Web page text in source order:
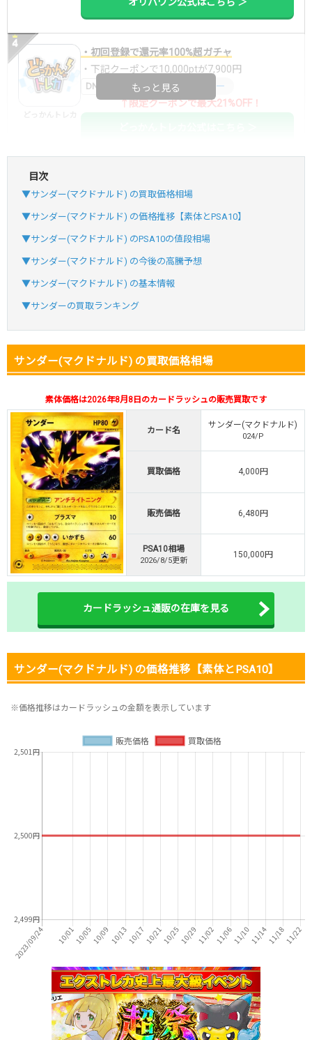
オリパワン公式はこちら ＞
・初回登録で還元率100%超ガチャ
・下記クーポンで10,000ptが7,900円
DNGBIF4X コードコピー
↑限定クーポンで最大21%OFF！
おりパンダ
・新規登録で6種類アド確解禁
SVGC7P コードコピー
オリパスタジアム
・atone・ペイディ対応！
オリパスタジアム公式はこちら ＞
オリくじ
・新規登録で無料100連できる！
・初回購入は500coinが50円
TVCM記念！激熱イベント開催中
オリくじ公式はこちら ＞
TORAオリパ
・リリース1周年イベント開催中！
・新規登録で最大90%OFF
初回登録で4種類アド確解放
TORAオリパ公式はこちら ＞
もっと見る
目次
▼サンダー(マクドナルド) の買取価格相場
▼サンダー(マクドナルド) の価格推移【素体とPSA10】
▼サンダー(マクドナルド) のPSA10の値段相場
▼サンダー(マクドナルド) の今後の高騰予想
▼サンダー(マクドナルド) の基本情報
▼サンダーの買取ランキング
サンダー(マクドナルド) の買取価格相場
素体価格は2026年8月8日のカードラッシュの販売買取です
カード名
サンダー(マクドナルド)
024/P
買取価格 4,000円
販売価格 6,480円
PSA10相場
2026/8/5更新
150,000円
カードラッシュ通販の在庫を見る
サンダー(マクドナルド) の価格推移【素体とPSA10】
※価格推移はカードラッシュの金額を表示しています